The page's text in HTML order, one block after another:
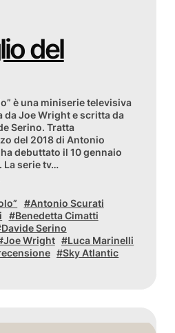
del
è una miniserie televisiva
Joe Wright e scritta da
Serino. Tratta
del 2018 di Antonio
debuttato il 10 gennaio
La serie tv…
Antonio Scurati
Benedetta Cimatti
Davide Serino
Joe Wright
Luca Marinelli
Sky Atlantic